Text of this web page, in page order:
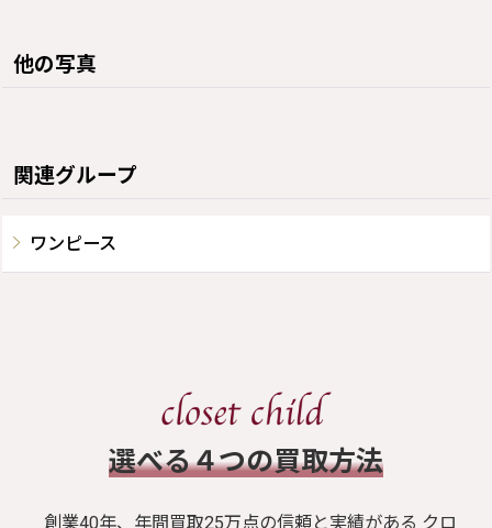
他の写真
関連グループ
ワンピース
​選べる４つの買取方法
創業40年、年間買取25万点の信頼と実績がある クロ